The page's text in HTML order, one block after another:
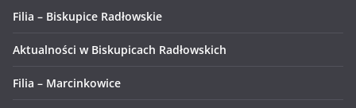
Filia – Biskupice Radłowskie
Aktualności w Biskupicach Radłowskich
Filia – Marcinkowice